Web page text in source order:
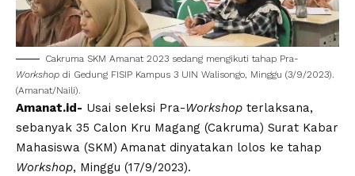
Cakruma SKM Amanat 2023 sedang mengikuti tahap Pra-
Workshop di Gedung FISIP Kampus 3 UIN Walisongo, Minggu (3/9/2023).
(Amanat/Naili).
Amanat.id- Usai seleksi Pra-Workshop terlaksana,
sebanyak 35 Calon Kru Magang (Cakruma) Surat Kabar
Mahasiswa (SKM) Amanat dinyatakan lolos ke tahap
Workshop, Minggu (17/9/2023).